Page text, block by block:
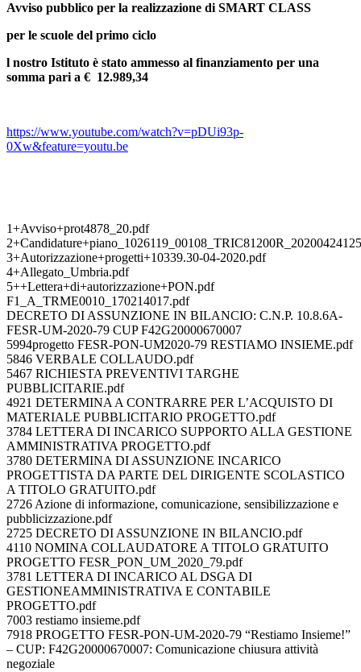
Avviso pubblico per la realizzazione di SMART CLASS
per le scuole del primo ciclo
l nostro Istituto è stato ammesso al finanziamento per una
somma pari a € 12.989,34
https://www.youtube.com/watch?v=pDUi93p-
0Xw&feature=youtu.be
1+Avviso+prot4878_20.pdf
3+Autorizzazione+progetti+10339.30-04-2020.pdf
4+Allegato_Umbria.pdf
5++Lettera+di+autorizzazione+PON.pdf
F1_A_TRME0010_170214017.pdf
DECRETO DI ASSUNZIONE IN BILANCIO: C.N.P. 10.8.6A-
FESR-UM-2020-79 CUP F42G20000670007
5994progetto FESR-PON-UM2020-79 RESTIAMO INSIEME.pdf
5846 VERBALE COLLAUDO.pdf
5467 RICHIESTA PREVENTIVI TARGHE
PUBBLICITARIE.pdf
4921 DETERMINA A CONTRARRE PER L’ACQUISTO DI
MATERIALE PUBBLICITARIO PROGETTO.pdf
3784 LETTERA DI INCARICO SUPPORTO ALLA GESTIONE
AMMINISTRATIVA PROGETTO.pdf
3780 DETERMINA DI ASSUNZIONE INCARICO
PROGETTISTA DA PARTE DEL DIRIGENTE SCOLASTICO
A TITOLO GRATUITO.pdf
2726 Azione di informazione, comunicazione, sensibilizzazione e
pubblicizzazione.pdf
2725 DECRETO DI ASSUNZIONE IN BILANCIO.pdf
4110 NOMINA COLLAUDATORE A TITOLO GRATUITO
PROGETTO FESR_PON_UM_2020_79.pdf
3781 LETTERA DI INCARICO AL DSGA DI
GESTIONEAMMINISTRATIVA E CONTABILE
PROGETTO.pdf
7003 restiamo insieme.pdf
7918 PROGETTO FESR-PON-UM-2020-79 “Restiamo Insieme!”
– CUP: F42G20000670007: Comunicazione chiusura attività
negoziale